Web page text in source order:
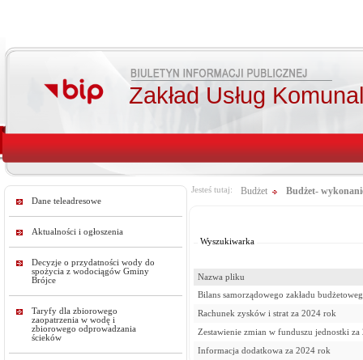
Zakład Usług
Dane teleadresowe
Aktualności i ogłoszenia
Decyzje o przydatności wody do
spożycia z wodociągów Gminy
Brójce
Taryfy dla zbiorowego
zaopatrzenia w wodę i
zbiorowego odprowadzania
ścieków
Jesteś tutaj: Budżet Budżet-
Wyszukiwarka
Nazwa pliku
Bilans samorządowego zakładu
Rachunek zysków i strat za 2024 rok
Zestawienie zmian w funduszu jednostki
Informacja dodatkowa za 2024 rok